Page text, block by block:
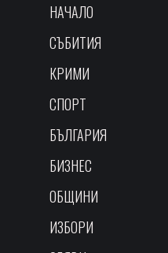
НАЧАЛО
СЪБИТИЯ
КРИМИ
СПОРТ
БЪЛГАРИЯ
БИЗНЕС
ОБЩИНИ
ИЗБОРИ